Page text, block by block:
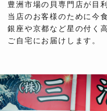
豊洲市場の貝専門店が目
当店のお客様のために今
銀座や京都など星の付く
ご自宅にお届けします。